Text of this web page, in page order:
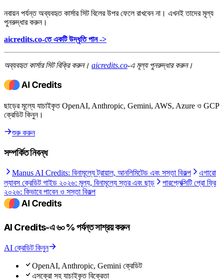
নবায়ন পর্যন্ত অব্যবহৃত কার্সার সিট বিলের উপর ফেলে রাখবেন না। এখনই তাদের মূল্য
পুনরুদ্ধার করুন।
aicredits.co-তে একটি উদ্ধৃতি পান ->
অব্যবহৃত কার্সার সিট বিক্রি করুন। aicredits.co-এ মূল্য পুনরুদ্ধার করুন।
ছাড়ের মূল্যে যাচাইকৃত OpenAI, Anthropic, Gemini, AWS, Azure ও GCP
ক্রেডিট কিনুন।
শুরু করুন
সম্পর্কিত নিবন্ধ
Manus AI Credits: বিনামূল্যে ট্রায়াল, আনলিমিটেড এবং সস্তা বিকল্প
এগারো
ল্যাবস ক্রেডিট গাইড ২০২৬: মূল্য, বিনামূল্যে স্তর এবং ছাড়
পারপ্লেক্সিটি প্রো ফ্রি
২০২৬: কিভাবে পাবেন ও সস্তা বিকল্প
AI Credits-এ ৬০% পর্যন্ত সাশ্রয় করুন
AI ক্রেডিট কিনুন
OpenAI, Anthropic, Gemini ক্রেডিট
এসক্রো সহ যাচাইকৃত বিক্রেতা